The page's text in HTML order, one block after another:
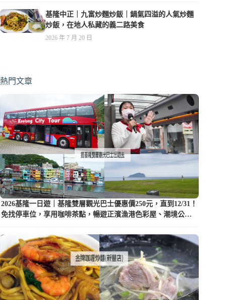
基隆中正｜九富炒麵炒飯｜鍋氣四溢的人氣炒麵
炒飯，在地人私藏的義二路美食
2026 年 7 月 20 日
熱門文章
2026基隆一日遊｜基隆雙層觀光巴士優惠價250元，直到12/31！
免找停車位，享用咖啡茶點，暢遊正濱漁港色彩屋、潮境公園